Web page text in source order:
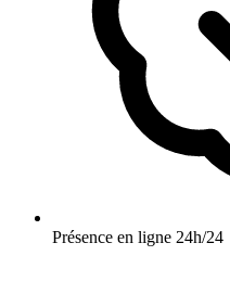
Présence en ligne 24h/24